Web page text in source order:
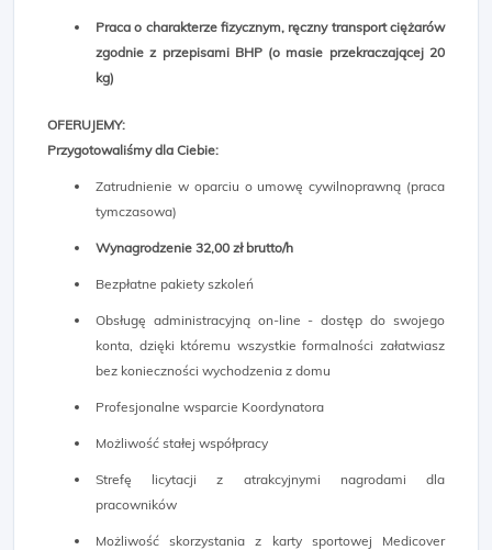
Praca o charakterze fizycznym, ręczny transport ciężarów
zgodnie z przepisami BHP (o masie przekraczającej 20
kg)
OFERUJEMY:
Przygotowaliśmy dla Ciebie:
Zatrudnienie w oparciu o umowę cywilnoprawną (praca
tymczasowa)
Wynagrodzenie 32,00 zł brutto/h
Bezpłatne pakiety szkoleń
Obsługę administracyjną on-line - dostęp do swojego
konta, dzięki któremu wszystkie formalności załatwiasz
bez konieczności wychodzenia z domu
Profesjonalne wsparcie Koordynatora
Możliwość stałej współpracy
Strefę licytacji z atrakcyjnymi nagrodami dla
pracowników
Możliwość skorzystania z karty sportowej Medicover